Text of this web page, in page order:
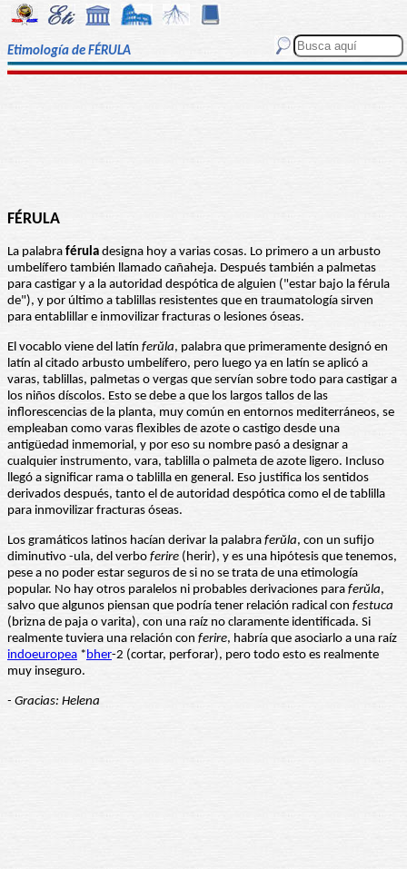
Etimología de FÉRULA
FÉRULA
La palabra férula designa hoy a varias cosas. Lo primero a un arbusto
umbelífero también llamado cañaheja. Después también a palmetas
para castigar y a la autoridad despótica de alguien ("estar bajo la férula
de"), y por último a tablillas resistentes que en traumatología sirven
para entablillar e inmovilizar fracturas o lesiones óseas.
El vocablo viene del latín ferŭla, palabra que primeramente designó en
latín al citado arbusto umbelífero, pero luego ya en latín se aplicó a
varas, tablillas, palmetas o vergas que servían sobre todo para castigar a
los niños díscolos. Esto se debe a que los largos tallos de las
inflorescencias de la planta, muy común en entornos mediterráneos, se
empleaban como varas flexibles de azote o castigo desde una
antigüedad inmemorial, y por eso su nombre pasó a designar a
cualquier instrumento, vara, tablilla o palmeta de azote ligero. Incluso
llegó a significar rama o tablilla en general. Eso justifica los sentidos
derivados después, tanto el de autoridad despótica como el de tablilla
para inmovilizar fracturas óseas.
Los gramáticos latinos hacían derivar la palabra ferŭla, con un sufijo
diminutivo -ula, del verbo ferire (herir), y es una hipótesis que tenemos,
pese a no poder estar seguros de si no se trata de una etimología
popular. No hay otros paralelos ni probables derivaciones para ferŭla,
salvo que algunos piensan que podría tener relación radical con festuca
(brizna de paja o varita), con una raíz no claramente identificada. Si
realmente tuviera una relación con ferire, habría que asociarlo a una raíz
indoeuropea *bher-2 (cortar, perforar), pero todo esto es realmente
muy inseguro.
- Gracias: Helena